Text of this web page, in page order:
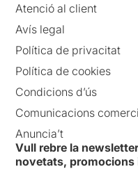
Atenció al client
Avís legal
Política de privacitat
Política de cookies
Condicions d’ús
Comunicacions
Anuncia’t
Vull rebre la
novetats, promocions